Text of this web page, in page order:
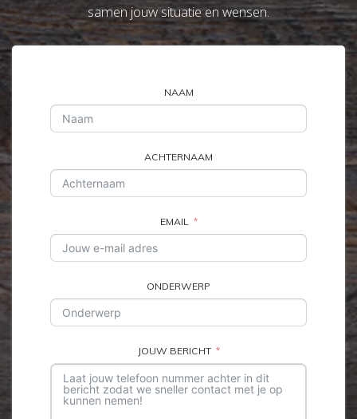
samen jouw situatie en wensen.
NAAM
ACHTERNAAM
EMAIL
ONDERWERP
JOUW BERICHT